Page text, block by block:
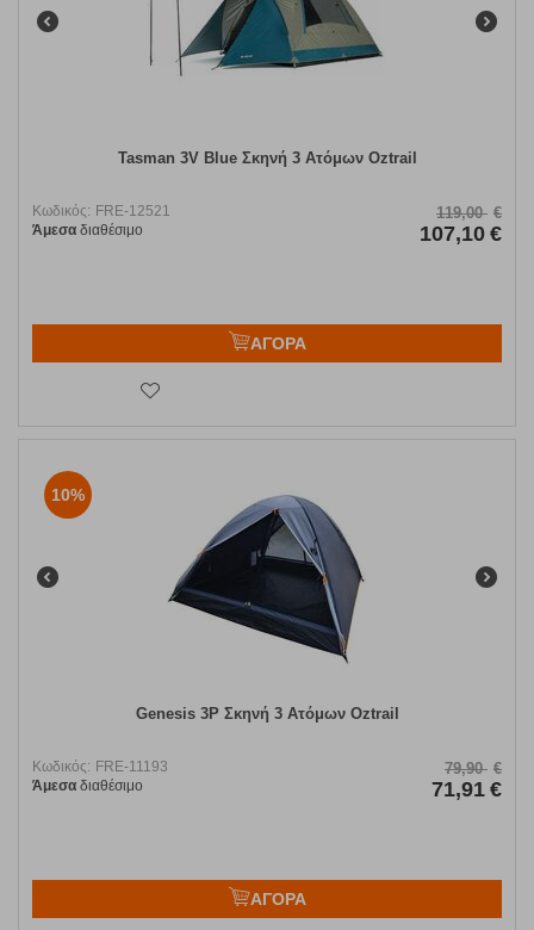
Tasman 3V Blue Σκηνή 3 Ατόμων Oztrail
Κωδικός: FRE-12521
Άμεσα διαθέσιμο
119,00 €
107,10 €
ΑΓΟΡΑ
10%
Genesis 3P Σκηνή 3 Ατόμων Oztrail
Κωδικός: FRE-11193
Άμεσα διαθέσιμο
79,90 €
71,91 €
ΑΓΟΡΑ